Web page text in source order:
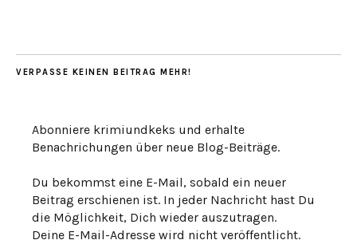
VERPASSE KEINEN BEITRAG MEHR!
Abonniere krimiundkeks und erhalte
Benachrichungen über neue Blog-Beiträge.
Du bekommst eine E-Mail, sobald ein neuer
Beitrag erschienen ist. In jeder Nachricht hast Du
die Möglichkeit, Dich wieder auszutragen.
Deine E-Mail-Adresse wird nicht veröffentlicht.